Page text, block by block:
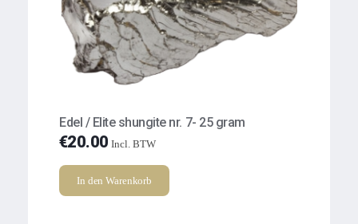
Edel / Elite shungite nr. 7- 25 gram
€20.00 Incl. BTW
In den Warenkorb